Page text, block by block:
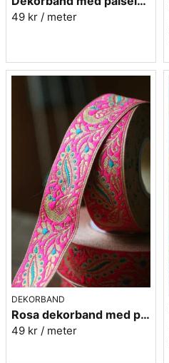
49 kr / meter
DEKORBAND
Rosa dekorband med påfåglar - 3cm
49 kr / meter